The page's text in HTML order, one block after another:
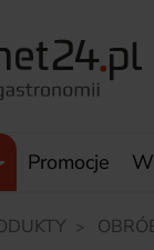
Promocje